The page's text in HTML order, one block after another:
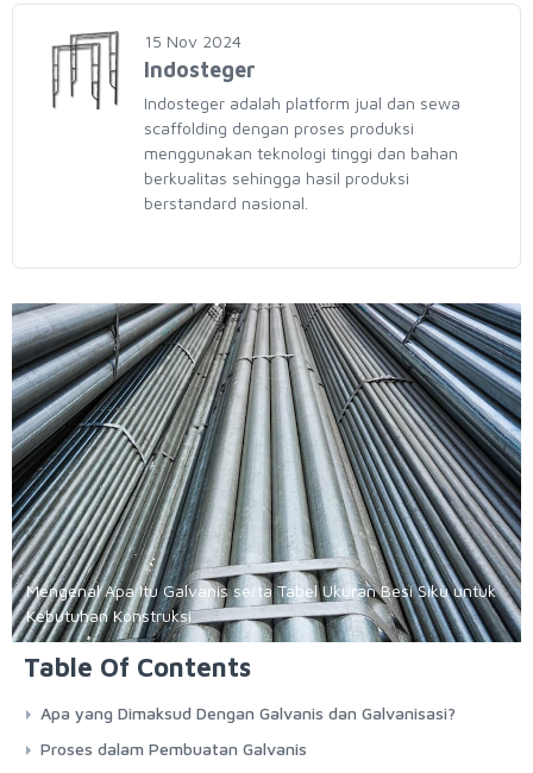
15 Nov 2024
Indosteger
Indosteger adalah platform jual dan sewa
scaffolding dengan proses produksi
menggunakan teknologi tinggi dan bahan
berkualitas sehingga hasil produksi
berstandard nasional.
Mengenal Apa Itu Galvanis serta Tabel Ukuran Besi Siku untuk
Kebutuhan Konstruksi
Table Of Contents
Apa yang Dimaksud Dengan Galvanis dan Galvanisasi?
Proses dalam Pembuatan Galvanis